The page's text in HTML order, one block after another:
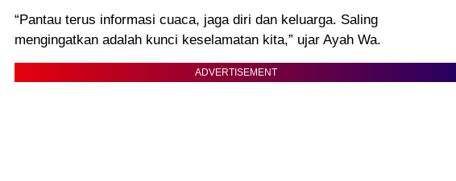
“Pantau terus informasi cuaca, jaga diri dan keluarga. Saling
mengingatkan adalah kunci keselamatan kita,” ujar Ayah Wa.
ADVERTISEMENT